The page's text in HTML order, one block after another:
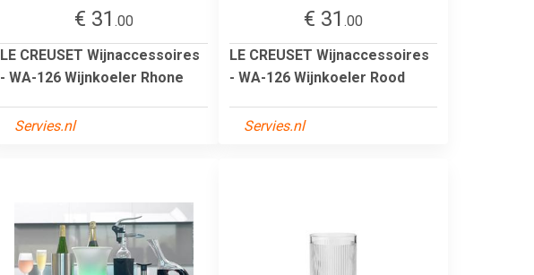
€ 31 .00
LE CREUSET Wijnaccessoires
- WA-126 Wijnkoeler Rhone
Servies.nl
€ 31 .00
LE CREUSET Wijnaccessoires
- WA-126 Wijnkoeler Rood
Servies.nl